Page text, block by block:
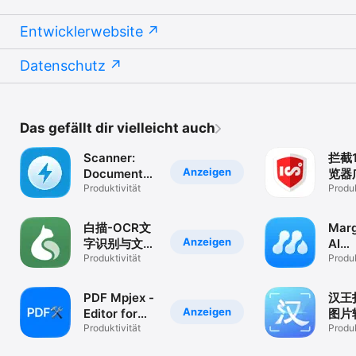
Entwicklerwebsite
Datenschutz
Das gefällt dir vielleicht auch
Anzeigen
Scanner:
Document
Scan App
Produktivität
Anzeigen
白描-OCR文
字识别与文件
扫描全能处理
Produktivität
Anzeigen
PDF Mpjex -
Editor for
pdf
Produktivität
拦
览器
油猴
AI
汉王
图
与